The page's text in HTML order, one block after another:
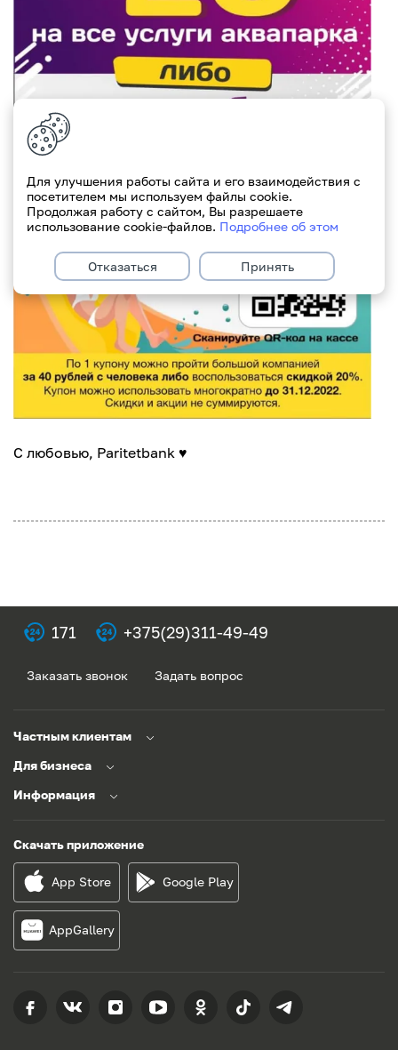
С любовью, Paritetbank ♥
171 +375(29)311-49-49
Заказать звонок Задать вопрос
Частным клиентам
Для бизнеса
Информация
Скачать приложение
App Store Google Play
AppGallery
Для улучшения работы сайта и его взаимодействия с
посетителем мы используем файлы cookie.
Продолжая работу с сайтом, Вы разрешаете
использование cookie-файлов. Подробнее об этом
Отказаться Принять